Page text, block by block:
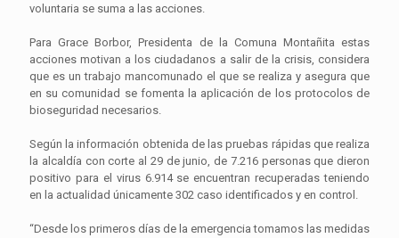
voluntaria se suma a las acciones.
Para Grace Borbor, Presidenta de la Comuna Montañita estas
acciones motivan a los ciudadanos a salir de la crisis, considera
que es un trabajo mancomunado el que se realiza y asegura que
en su comunidad se fomenta la aplicación de los protocolos de
bioseguridad necesarios.
Según la información obtenida de las pruebas rápidas que realiza
la alcaldía con corte al 29 de junio, de 7.216 personas que dieron
positivo para el virus 6.914 se encuentran recuperadas teniendo
en la actualidad únicamente 302 caso identificados y en control.
“Desde los primeros días de la emergencia tomamos las medidas